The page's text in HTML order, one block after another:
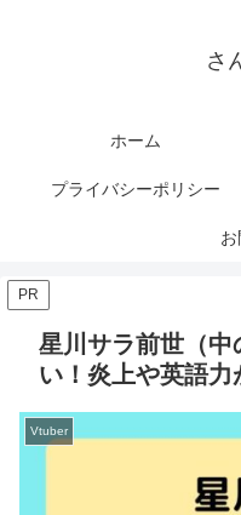
さ
ホーム
プライバシーポリシー
PR
星川サラ前世（
い！炎上や英語
Vtuber